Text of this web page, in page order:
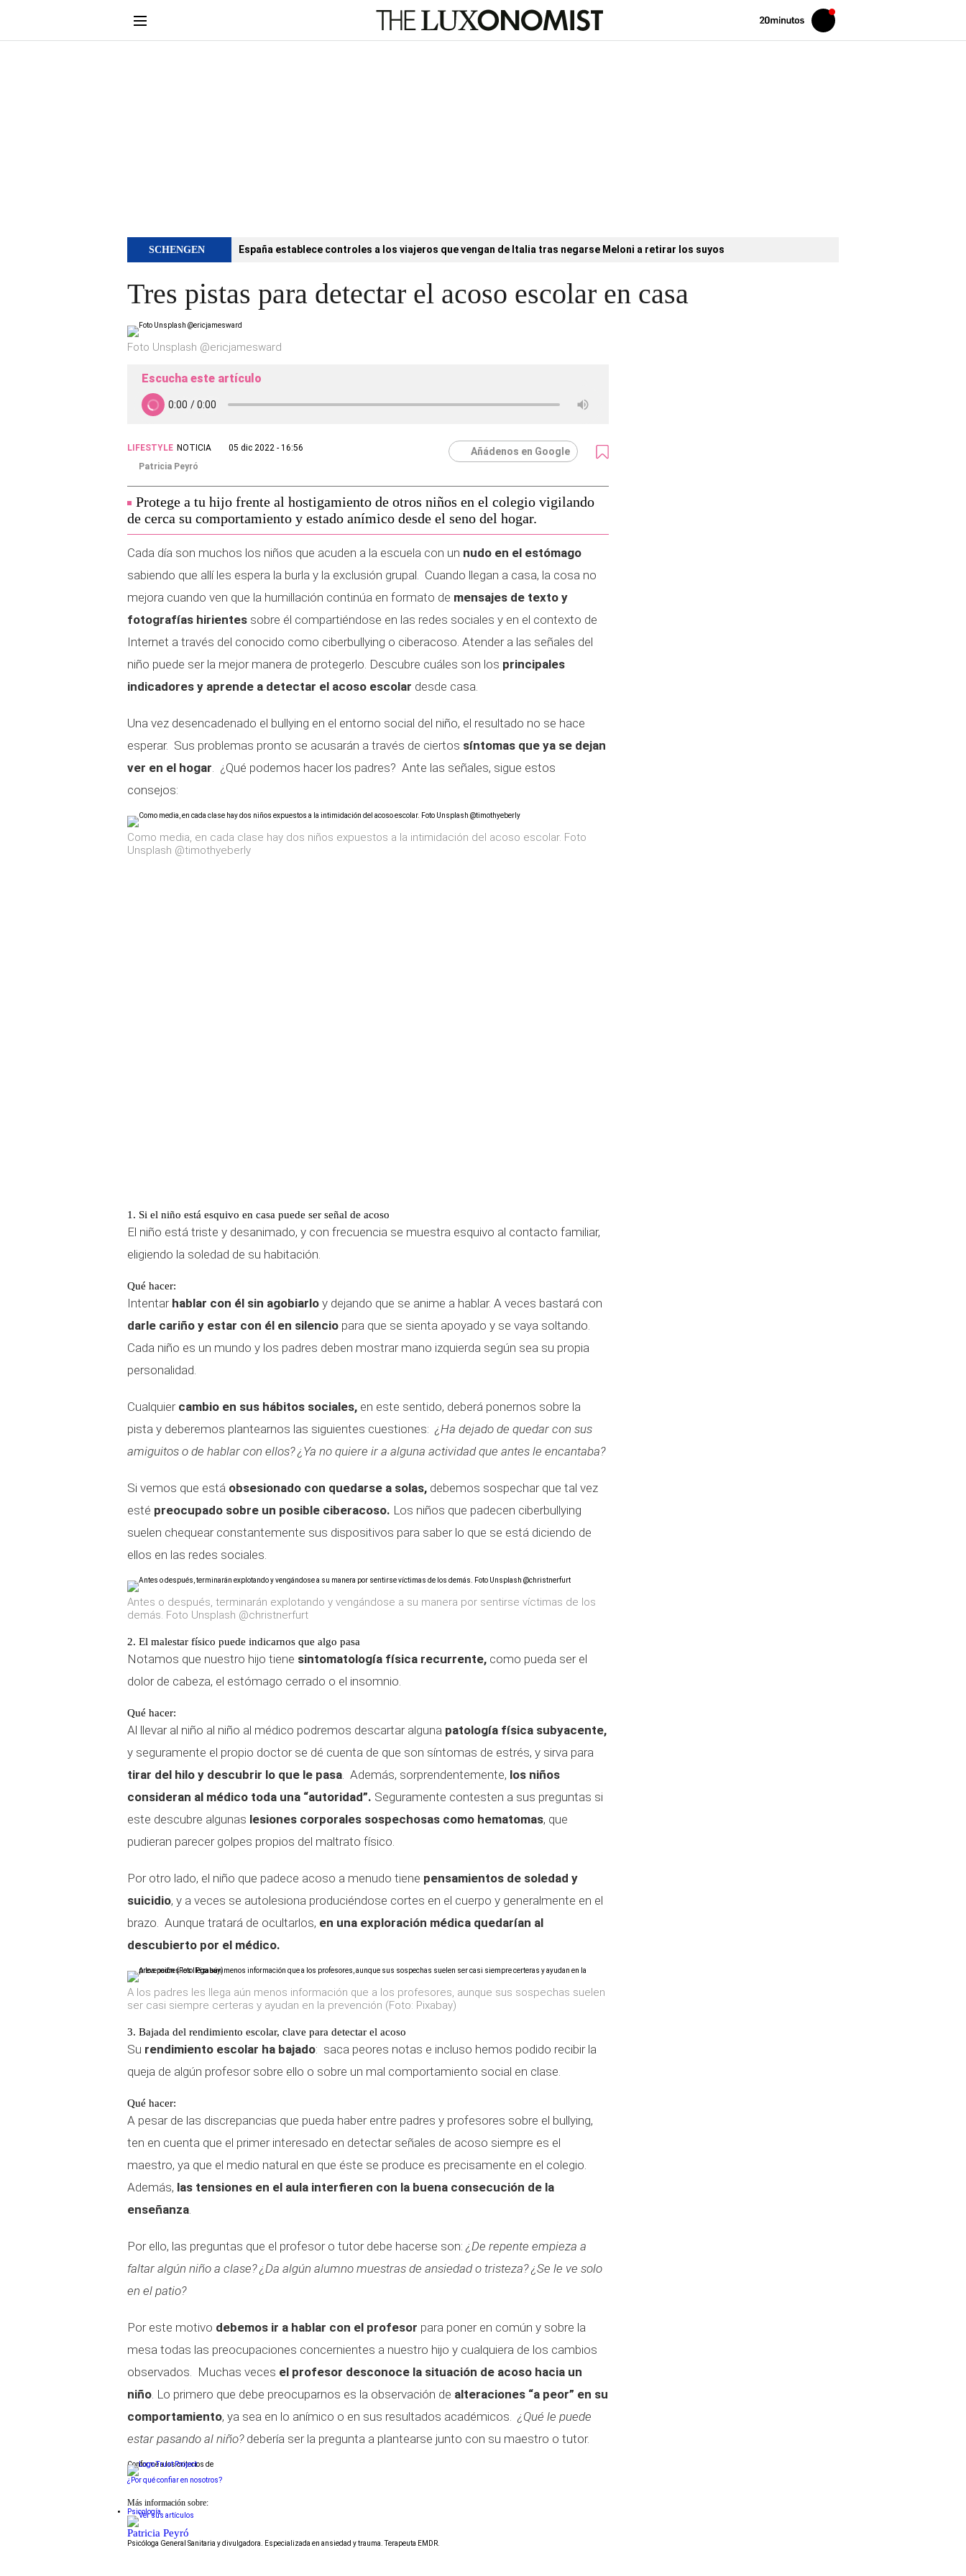
Volver
Iniciar
sesión
SCHENGEN España establece controles a los viajeros que vengan de Italia tras negarse Meloni a retirar los suyos
Tres pistas para detectar el acoso escolar en casa
Foto Unsplash @ericjamesward
Escucha este artículo
LIFESTYLE NOTICIA
05 dic 2022 - 16:56
Patricia Peyró
Añádenos en Google
Protege a tu hijo frente al hostigamiento de otros niños en el colegio vigilando
de cerca su comportamiento y estado anímico desde el seno del hogar.
Cada día son muchos los niños que acuden a la escuela con un nudo en el estómago
sabiendo que allí les espera la burla y la exclusión grupal. Cuando llegan a casa, la cosa no
mejora cuando ven que la humillación continúa en formato de mensajes de texto y
fotografías hirientes sobre él compartiéndose en las redes sociales y en el contexto de
Internet a través del conocido como ciberbullying o ciberacoso. Atender a las señales del
niño puede ser la mejor manera de protegerlo. Descubre cuáles son los principales
indicadores y aprende a detectar el acoso escolar desde casa.
Una vez desencadenado el bullying en el entorno social del niño, el resultado no se hace
esperar. Sus problemas pronto se acusarán a través de ciertos síntomas que ya se dejan
ver en el hogar. ¿Qué podemos hacer los padres? Ante las señales, sigue estos
consejos:
Como media, en cada clase hay dos niños expuestos a la intimidación del acoso escolar. Foto
Unsplash @timothyeberly
1. Si el niño está esquivo en casa puede ser señal de acoso
El niño está triste y desanimado, y con frecuencia se muestra esquivo al contacto familiar,
eligiendo la soledad de su habitación.
Qué hacer:
Intentar hablar con él sin agobiarlo y dejando que se anime a hablar. A veces bastará con
darle cariño y estar con él en silencio para que se sienta apoyado y se vaya soltando.
Cada niño es un mundo y los padres deben mostrar mano izquierda según sea su propia
personalidad.
Cualquier cambio en sus hábitos sociales, en este sentido, deberá ponernos sobre la
pista y deberemos plantearnos las siguientes cuestiones: ¿Ha dejado de quedar con sus
amiguitos o de hablar con ellos? ¿Ya no quiere ir a alguna actividad que antes le encantaba?
Si vemos que está obsesionado con quedarse a solas, debemos sospechar que tal vez
esté preocupado sobre un posible ciberacoso. Los niños que padecen ciberbullying
suelen chequear constantemente sus dispositivos para saber lo que se está diciendo de
ellos en las redes sociales.
Antes o después, terminarán explotando y vengándose a su manera por sentirse víctimas de los
demás. Foto Unsplash @christnerfurt
2. El malestar físico puede indicarnos que algo pasa
Notamos que nuestro hijo tiene sintomatología física recurrente, como pueda ser el
dolor de cabeza, el estómago cerrado o el insomnio.
Qué hacer:
Al llevar al niño al niño al médico podremos descartar alguna patología física subyacente,
y seguramente el propio doctor se dé cuenta de que son síntomas de estrés, y sirva para
tirar del hilo y descubrir lo que le pasa. Además, sorprendentemente, los niños
consideran al médico toda una “autoridad”. Seguramente contesten a sus preguntas si
este descubre algunas lesiones corporales sospechosas como hematomas, que
pudieran parecer golpes propios del maltrato físico.
Por otro lado, el niño que padece acoso a menudo tiene pensamientos de soledad y
suicidio, y a veces se autolesiona produciéndose cortes en el cuerpo y generalmente en el
brazo. Aunque tratará de ocultarlos, en una exploración médica quedarían al
descubierto por el médico.
A los padres les llega aún menos información que a los profesores, aunque sus sospechas suelen
ser casi siempre certeras y ayudan en la prevención (Foto: Pixabay)
3. Bajada del rendimiento escolar, clave para detectar el acoso
Su rendimiento escolar ha bajado: saca peores notas e incluso hemos podido recibir la
queja de algún profesor sobre ello o sobre un mal comportamiento social en clase.
Qué hacer:
A pesar de las discrepancias que pueda haber entre padres y profesores sobre el bullying,
ten en cuenta que el primer interesado en detectar señales de acoso siempre es el
maestro, ya que el medio natural en que éste se produce es precisamente en el colegio.
Además, las tensiones en el aula interfieren con la buena consecución de la
enseñanza.
Por ello, las preguntas que el profesor o tutor debe hacerse son: ¿De repente empieza a
faltar algún niño a clase? ¿Da algún alumno muestras de ansiedad o tristeza? ¿Se le ve solo
en el patio?
Por este motivo debemos ir a hablar con el profesor para poner en común y sobre la
mesa todas las preocupaciones concernientes a nuestro hijo y cualquiera de los cambios
observados. Muchas veces el profesor desconoce la situación de acoso hacia un
niño. Lo primero que debe preocuparnos es la observación de alteraciones “a peor” en su
comportamiento, ya sea en lo anímico o en sus resultados académicos. ¿Qué le puede
estar pasando al niño?debería ser la pregunta a plantearse junto con su maestro o tutor.
Conforme a los criterios de
¿Por qué confiar en nosotros?
Más información sobre:
Psicología
Patricia Peyró
Psicóloga General Sanitaria y divulgadora. Especializada en ansiedad y trauma. Terapeuta EMDR.